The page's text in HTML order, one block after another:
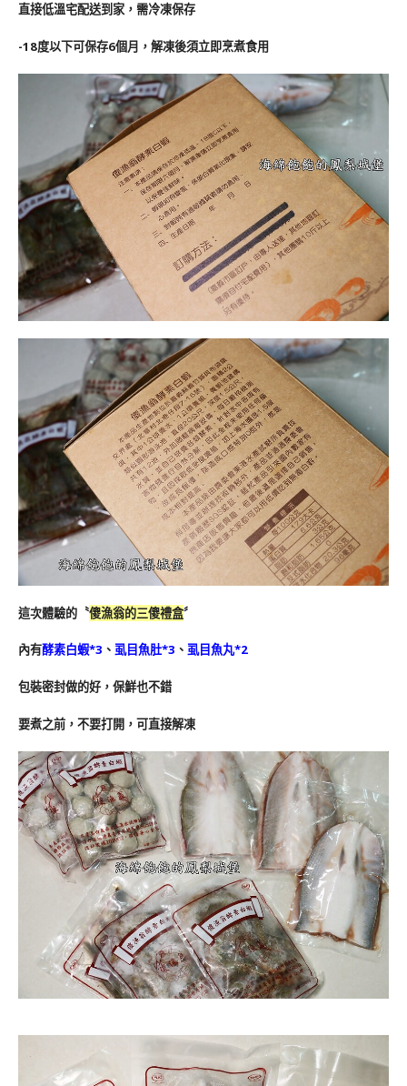
直接低溫宅配送到家，需冷凍保存
-18度以下可保存6個月，解凍後須立即烹煮食用
這次體驗的 〝傻漁翁的三傻禮盒〞
內有酵素白蝦*3 、 虱目魚肚*3 、 虱目魚丸*2
包裝密封做的好，保鮮也不錯
要煮之前，不要打開，可直接解凍